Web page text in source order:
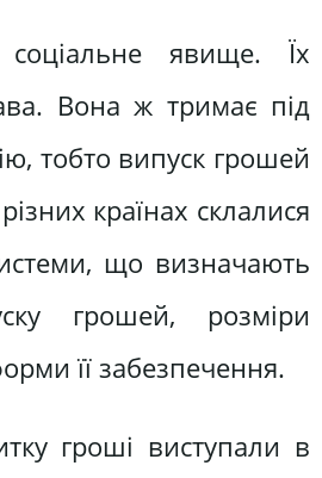
явище. Їх
Вона ж тримає під
тобто випуск грошей
країнах склалися
що визначають
грошей, розміри
її забезпечення.
гроші виступали в